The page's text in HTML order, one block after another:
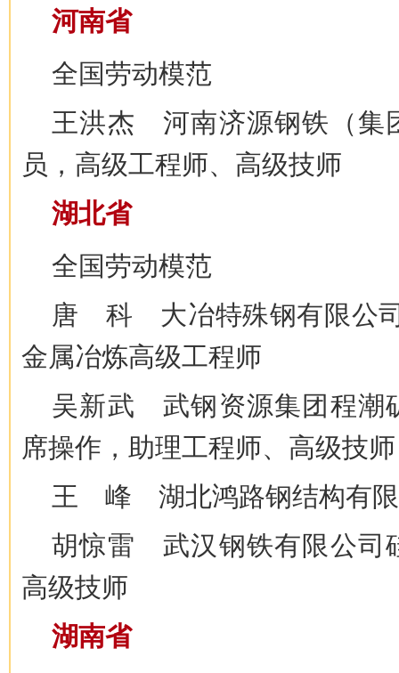
河南省
全国劳动模范
王洪杰 河南济源钢铁（集
员，高级工程师、高级技师
湖北省
全国劳动模范
唐 科 大冶特殊钢有限公司
金属冶炼高级工程师
吴新武 武钢资源集团程潮
席操作，助理工程师、高级技师
王 峰 湖北鸿路钢结构有限
胡惊雷 武汉钢铁有限公司
高级技师
湖南省